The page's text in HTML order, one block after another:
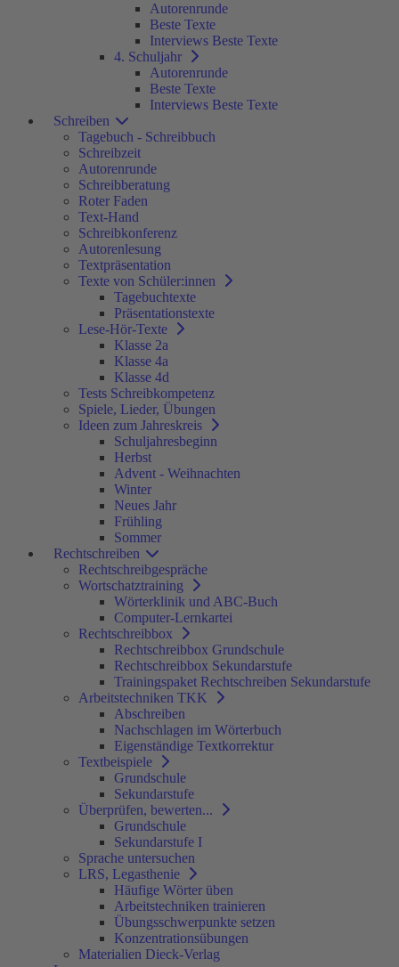
Autorenrunde
Beste Texte
Interviews Beste Texte
4. Schuljahr
Autorenrunde
Beste Texte
Interviews Beste Texte
Schreiben
Tagebuch - Schreibbuch
Schreibzeit
Autorenrunde
Schreibberatung
Roter Faden
Text-Hand
Schreibkonferenz
Autorenlesung
Textpräsentation
Texte von Schüler:innen
Tagebuchtexte
Präsentationstexte
Lese-Hör-Texte
Klasse 2a
Klasse 4a
Klasse 4d
Tests Schreibkompetenz
Spiele, Lieder, Übungen
Ideen zum Jahreskreis
Schuljahresbeginn
Herbst
Advent - Weihnachten
Winter
Neues Jahr
Frühling
Sommer
Rechtschreiben
Rechtschreibgespräche
Wortschatztraining
Wörterklinik und ABC-Buch
Computer-Lernkartei
Rechtschreibbox
Rechtschreibbox Grundschule
Rechtschreibbox Sekundarstufe
Trainingspaket Rechtschreiben Sekundarstufe
Arbeitstechniken TKK
Abschreiben
Nachschlagen im Wörterbuch
Eigenständige Textkorrektur
Textbeispiele
Grundschule
Sekundarstufe
Überprüfen, bewerten...
Grundschule
Sekundarstufe I
Sprache untersuchen
LRS, Legasthenie
Häufige Wörter üben
Arbeitstechniken trainieren
Übungsschwerpunkte setzen
Konzentrationsübungen
Materialien Dieck-Verlag